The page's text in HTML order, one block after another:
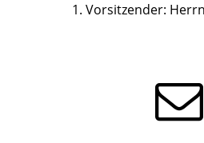
1. Vorsitzender: